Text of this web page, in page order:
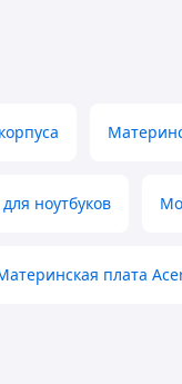
ноутбуков
плата